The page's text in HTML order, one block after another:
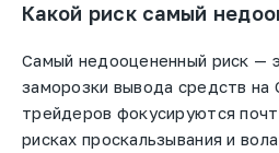
Какой риск самый
Самый недооцененный риск —
заморозки вывода средств на
трейдеров фокусируются
рисках проскальзывания и